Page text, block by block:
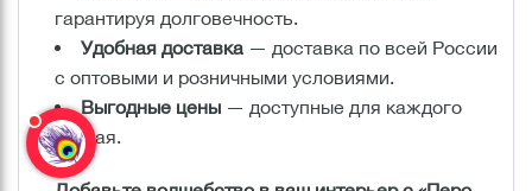
гарантируя долговечность.
Удобная доставка — доставка по всей России
с оптовыми и розничными условиями.
Выгодные цены — доступные для каждого
случая.